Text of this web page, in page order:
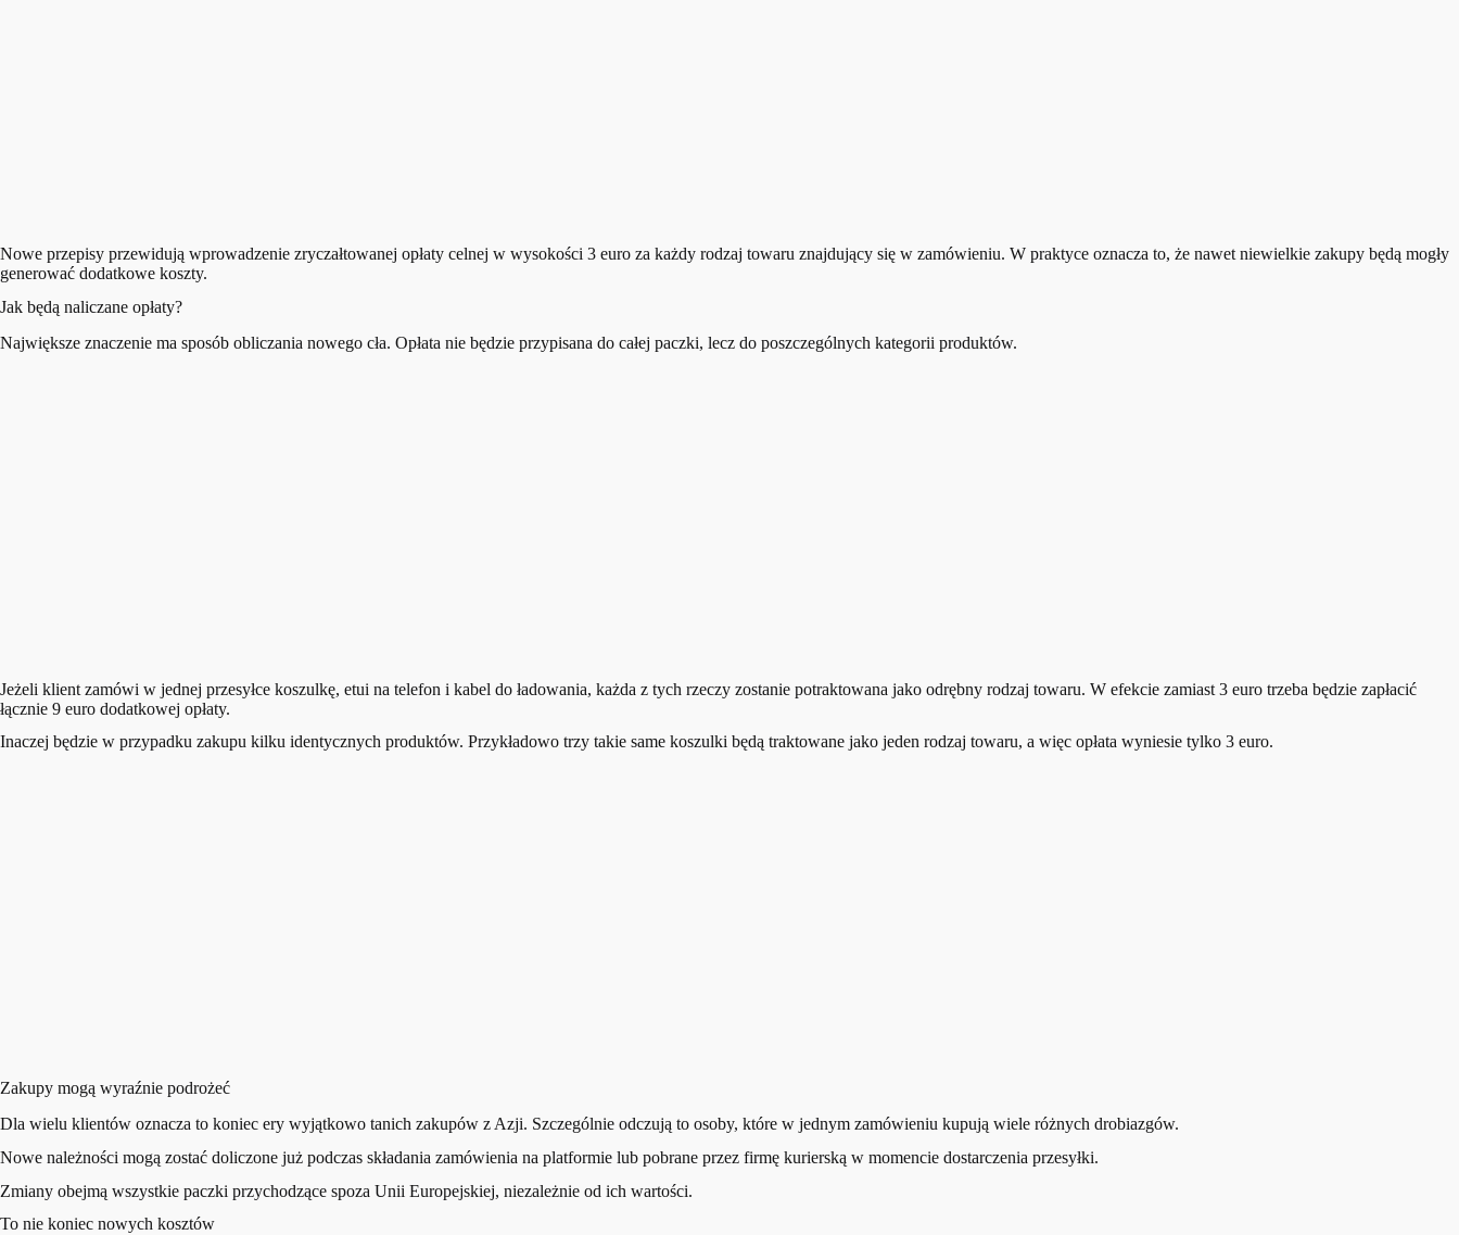
Nowe przepisy przewidują wprowadzenie zryczałtowanej opłaty celnej w wysokości 3 euro za każdy rodzaj towaru znajdujący się w zamówieniu. W praktyce oznacza to, że nawet niewielkie zakupy będą mogły
generować dodatkowe koszty.
Jak będą naliczane opłaty?
Największe znaczenie ma sposób obliczania nowego cła. Opłata nie będzie przypisana do całej paczki, lecz do poszczególnych kategorii produktów.
Jeżeli klient zamówi w jednej przesyłce koszulkę, etui na telefon i kabel do ładowania, każda z tych rzeczy zostanie potraktowana jako odrębny rodzaj towaru. W efekcie zamiast 3 euro trzeba będzie zapłacić
łącznie 9 euro dodatkowej opłaty.
Inaczej będzie w przypadku zakupu kilku identycznych produktów. Przykładowo trzy takie same koszulki będą traktowane jako jeden rodzaj towaru, a więc opłata wyniesie tylko 3 euro.
Zakupy mogą wyraźnie podrożeć
Dla wielu klientów oznacza to koniec ery wyjątkowo tanich zakupów z Azji. Szczególnie odczują to osoby, które w jednym zamówieniu kupują wiele różnych drobiazgów.
Nowe należności mogą zostać doliczone już podczas składania zamówienia na platformie lub pobrane przez firmę kurierską w momencie dostarczenia przesyłki.
Zmiany obejmą wszystkie paczki przychodzące spoza Unii Europejskiej, niezależnie od ich wartości.
To nie koniec nowych kosztów